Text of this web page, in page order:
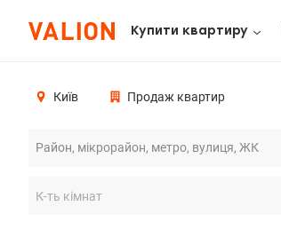
Купити квартиру
Київ Продаж квартир